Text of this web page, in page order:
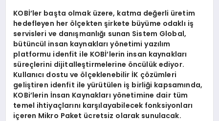
KOBİ’ler başta olmak üzere, katma değerli üretim
hedefleyen her ölçekten şirkete büyüme odaklı iş
servisleri ve danışmanlığı sunan Sistem Global,
bütüncül insan kaynakları yönetimi yazılım
platformu idenfit ile KOBİ’lerin insan kaynakları
süreçlerini dijitalleştirmelerine öncülük ediyor.
Kullanıcı dostu ve ölçeklenebilir İK çözümleri
geliştiren idenfit ile yürütülen iş birliği kapsamında,
KOBi’lerin İnsan Kaynakları yönetimine dair tüm
temel ihtiyaçlarını karşılayabilecek fonksiyonları
içeren Mikro Paket ücretsiz olarak sunulacak.